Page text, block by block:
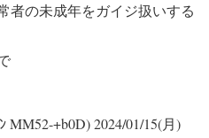
者の未成年をガイジ扱いする
MM52-+b0D)2024/01/15(月)